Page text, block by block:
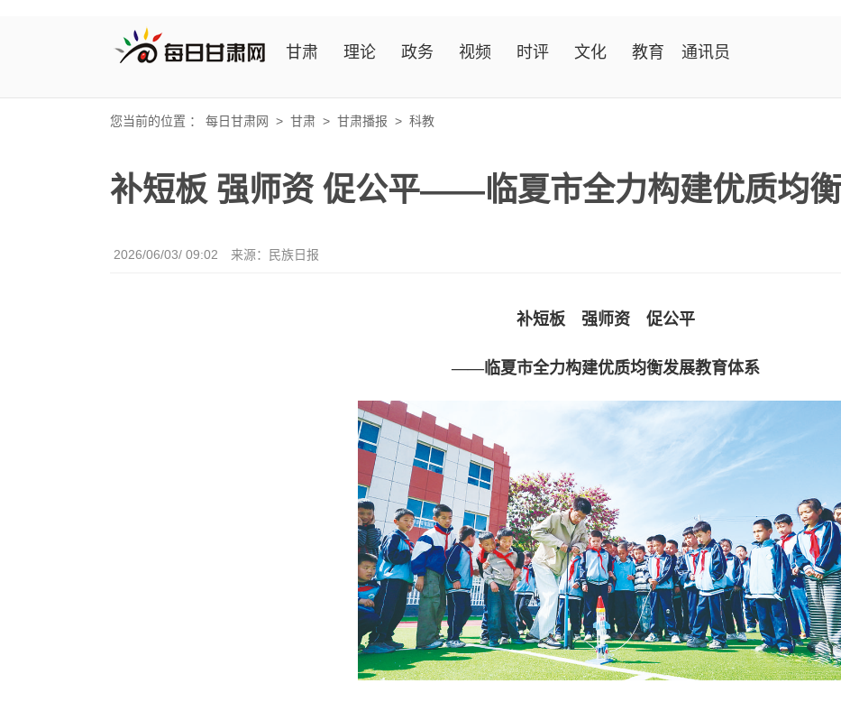
甘肃 理论 政务 视频 时评 文化 教育 通讯员
您当前的位置 ： 每日甘肃网 > 甘肃 > 甘肃播报 > 科教
补短板 强师资 促公平——临夏市全力构建优质均
2026/06/03/ 09:02 来源：民族日报
补短板 强师资 促公平
——临夏市全力构建优质均衡发展教育体系